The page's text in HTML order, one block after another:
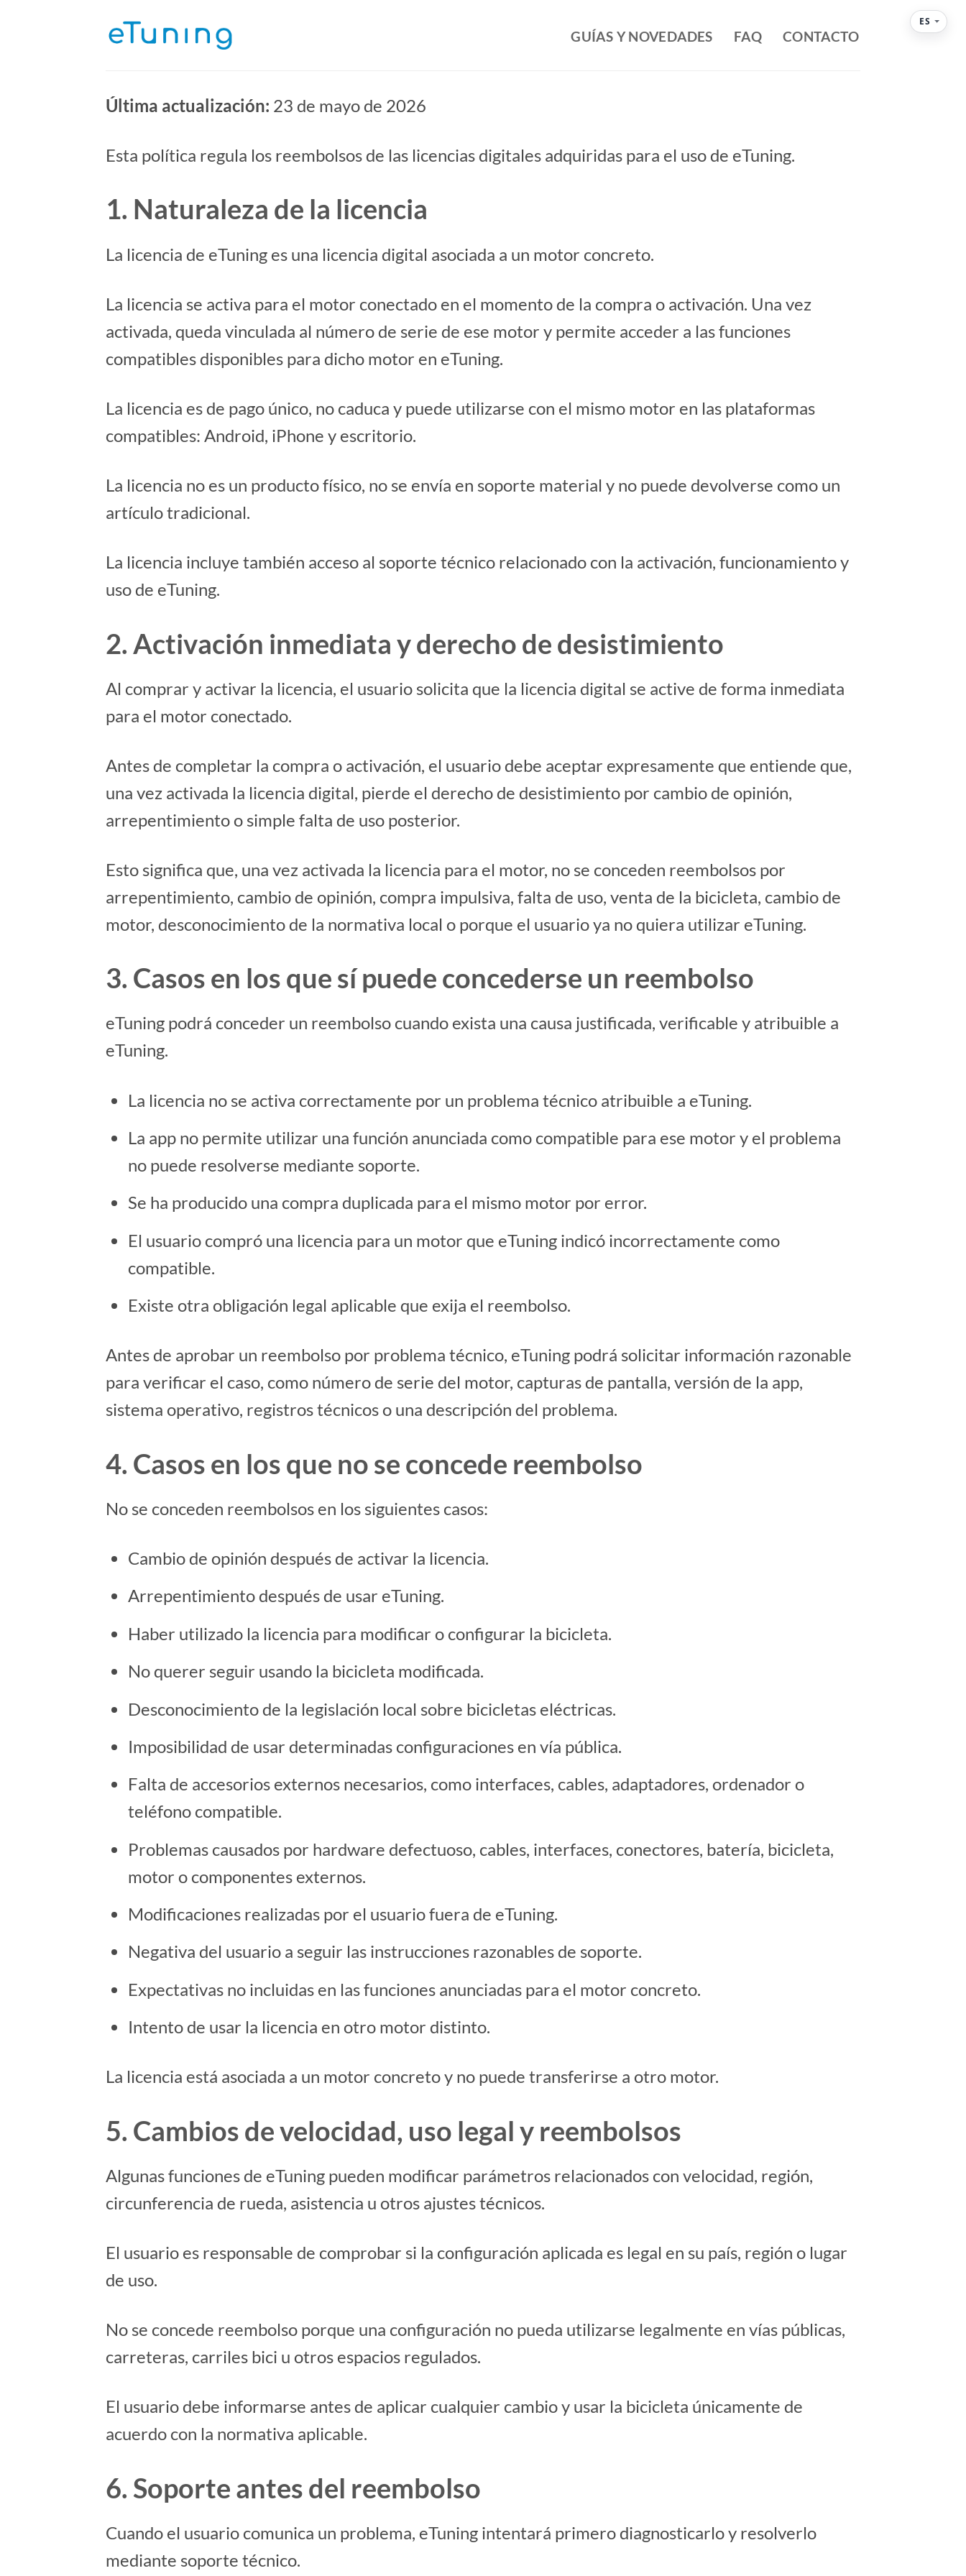
GUÍAS Y NOVEDADES FAQ CONTACTO
Última actualización: 23 de mayo de 2026
Esta política regula los reembolsos de las licencias digitales adquiridas para el uso de eTuning.
1. Naturaleza de la licencia
La licencia de eTuning es una licencia digital asociada a un motor concreto.
La licencia se activa para el motor conectado en el momento de la compra o activación. Una vez
activada, queda vinculada al número de serie de ese motor y permite acceder a las funciones
compatibles disponibles para dicho motor en eTuning.
La licencia es de pago único, no caduca y puede utilizarse con el mismo motor en las plataformas
compatibles: Android, iPhone y escritorio.
La licencia no es un producto físico, no se envía en soporte material y no puede devolverse como un
artículo tradicional.
La licencia incluye también acceso al soporte técnico relacionado con la activación, funcionamiento y
uso de eTuning.
2. Activación inmediata y derecho de desistimiento
Al comprar y activar la licencia, el usuario solicita que la licencia digital se active de forma inmediata
para el motor conectado.
Antes de completar la compra o activación, el usuario debe aceptar expresamente que entiende que,
una vez activada la licencia digital, pierde el derecho de desistimiento por cambio de opinión,
arrepentimiento o simple falta de uso posterior.
Esto significa que, una vez activada la licencia para el motor, no se conceden reembolsos por
arrepentimiento, cambio de opinión, compra impulsiva, falta de uso, venta de la bicicleta, cambio de
motor, desconocimiento de la normativa local o porque el usuario ya no quiera utilizar eTuning.
3. Casos en los que sí puede concederse un reembolso
eTuning podrá conceder un reembolso cuando exista una causa justificada, verificable y atribuible a
eTuning.
La licencia no se activa correctamente por un problema técnico atribuible a eTuning.
La app no permite utilizar una función anunciada como compatible para ese motor y el problema
no puede resolverse mediante soporte.
Se ha producido una compra duplicada para el mismo motor por error.
El usuario compró una licencia para un motor que eTuning indicó incorrectamente como
compatible.
Existe otra obligación legal aplicable que exija el reembolso.
Antes de aprobar un reembolso por problema técnico, eTuning podrá solicitar información razonable
para verificar el caso, como número de serie del motor, capturas de pantalla, versión de la app,
sistema operativo, registros técnicos o una descripción del problema.
4. Casos en los que no se concede reembolso
No se conceden reembolsos en los siguientes casos:
Cambio de opinión después de activar la licencia.
Arrepentimiento después de usar eTuning.
Haber utilizado la licencia para modificar o configurar la bicicleta.
No querer seguir usando la bicicleta modificada.
Desconocimiento de la legislación local sobre bicicletas eléctricas.
Imposibilidad de usar determinadas configuraciones en vía pública.
Falta de accesorios externos necesarios, como interfaces, cables, adaptadores, ordenador o
teléfono compatible.
Problemas causados por hardware defectuoso, cables, interfaces, conectores, batería, bicicleta,
motor o componentes externos.
Modificaciones realizadas por el usuario fuera de eTuning.
Negativa del usuario a seguir las instrucciones razonables de soporte.
Expectativas no incluidas en las funciones anunciadas para el motor concreto.
Intento de usar la licencia en otro motor distinto.
La licencia está asociada a un motor concreto y no puede transferirse a otro motor.
5. Cambios de velocidad, uso legal y reembolsos
Algunas funciones de eTuning pueden modificar parámetros relacionados con velocidad, región,
circunferencia de rueda, asistencia u otros ajustes técnicos.
El usuario es responsable de comprobar si la configuración aplicada es legal en su país, región o lugar
de uso.
No se concede reembolso porque una configuración no pueda utilizarse legalmente en vías públicas,
carreteras, carriles bici u otros espacios regulados.
El usuario debe informarse antes de aplicar cualquier cambio y usar la bicicleta únicamente de
acuerdo con la normativa aplicable.
6. Soporte antes del reembolso
Cuando el usuario comunica un problema, eTuning intentará primero diagnosticarlo y resolverlo
mediante soporte técnico.
ES